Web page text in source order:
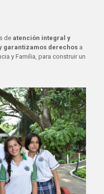
de atención integral y
garantizamos derechosa
y Familia, para construir un